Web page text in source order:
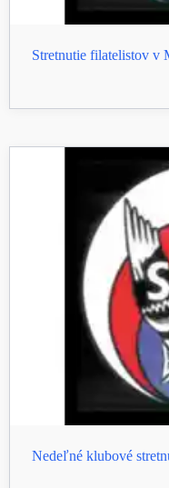
Stretnutie filatelistov v
Nedeľné klubové